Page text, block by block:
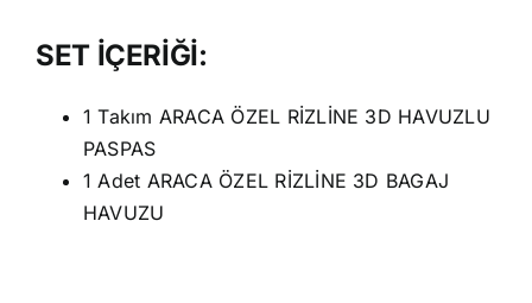
SET İÇERİĞİ:
1 Takım ARACA ÖZEL RİZLİNE 3D HAVUZLU
PASPAS
1 Adet ARACA ÖZEL RİZLİNE 3D BAGAJ
HAVUZU